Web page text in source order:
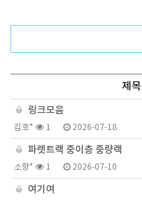
제목
링크모음
김호* 1 2026-07-18
파렛트랙 중이층 중량랙
소향* 1 2026-07-10
여기여